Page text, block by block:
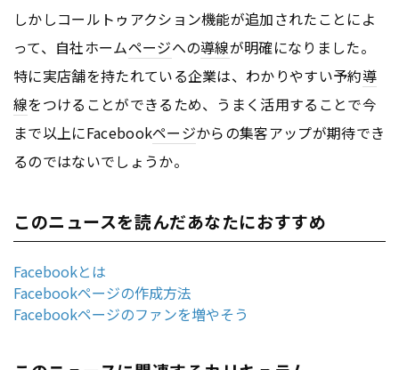
しかしコールトゥアクション機能が追加されたことによ
って、自社ホームページへの導線が明確になりました。
特に実店舗を持たれている企業は、わかりやすい予約導
線をつけることができるため、うまく活用することで今
まで以上にFacebookページからの集客アップが期待でき
るのではないでしょうか。
このニュースを読んだあなたにおすすめ
Facebookとは
Facebookページの作成方法
Facebookページのファンを増やそう